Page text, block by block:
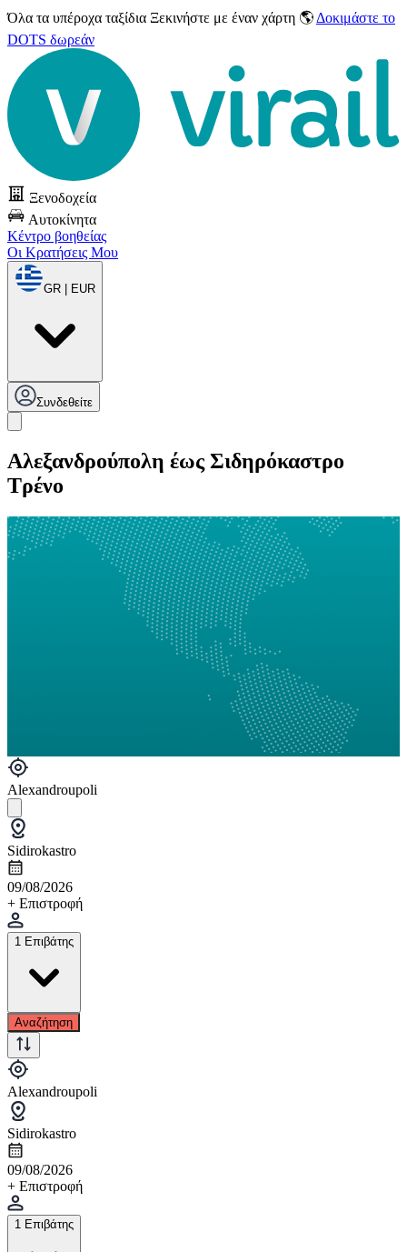
Όλα τα υπέροχα ταξίδια Ξεκινήστε με έναν χάρτη 🌎 Δοκιμάστε το
DOTS δωρεάν
Ξενοδοχεία
Αυτοκίνητα
Κέντρο βοηθείας
Οι Κρατήσεις Μου
GR | EUR
Συνδεθείτε
Αλεξανδρούπολη έως Σιδηρόκαστρο
Τρένο
Alexandroupoli
Sidirokastro
09/08/2026
+ Επιστροφή
1 Επιβάτης
Αναζήτηση
Alexandroupoli
Sidirokastro
09/08/2026
+ Επιστροφή
1 Επιβάτης